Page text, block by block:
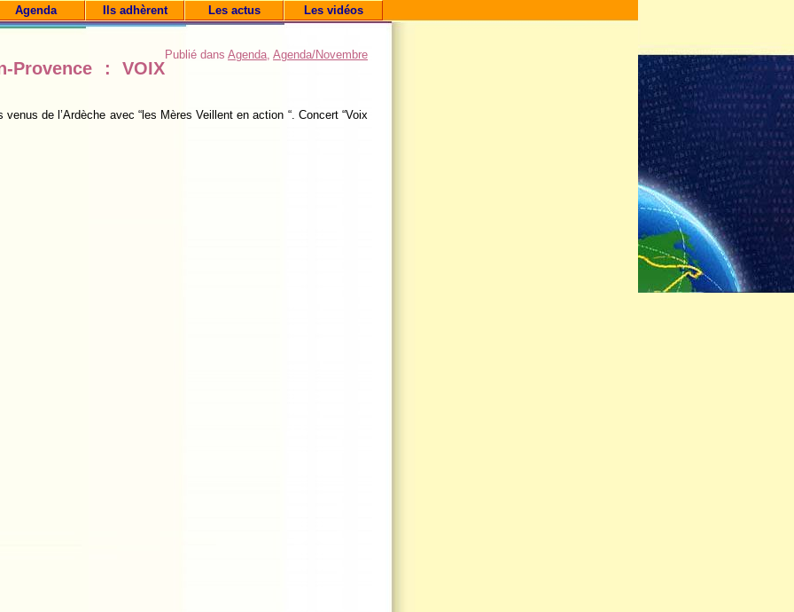
Agenda Ils adhèrent Les actus Les vidéos
Publié dans Agenda, Agenda/Novembre
Provence : VOIX
de l’Ardèche avec “les Mères Veillent en action “. Concert “Voix